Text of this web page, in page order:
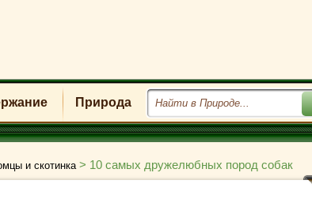
Природа
и скотинка > 10 самых дружелюбных пород собак